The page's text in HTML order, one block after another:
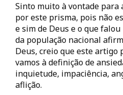
Sinto muito à vontade para
por este prisma, pois não
e sim de Deus e o que falou
da população nacional
Deus, creio que este artigo
vamos à definição de
inquietude, impaciência,
aflição.